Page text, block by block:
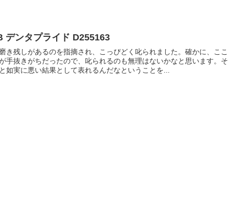
ブラウン オーラルB デンタプライド D255163
き残しがあるのを指摘され、こっぴどく叱られました。確かに、ここ
手抜きがちだったので、叱られるのも無理はないかなと思います。そ
如実に悪い結果として表れるんだなということを...